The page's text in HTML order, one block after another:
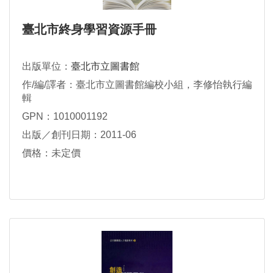
臺北市終身學習資源手冊
出版單位： 臺北市立圖書館
作/編/譯者：臺北市立圖書館編校小組，李修怡執行編
輯
GPN：1010001192
出版／創刊日期：2011-06
價格：未定價